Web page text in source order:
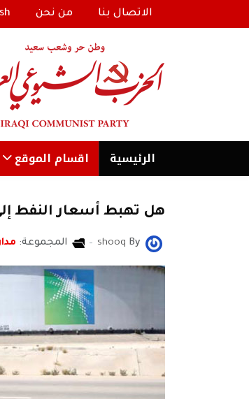
الاتصال بنا من نحن
الرئیسية اقسام الموقع
هل تهبط أسعار النفط إلى 20
By
shooq المجموعة: